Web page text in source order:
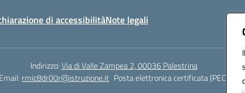
di accessibilitàNote legali
Indirizzo:Via di Valle Zampea 2, 00036 Palestrina
Email: rmic8dr00r@istruzione.it Posta elettronica certificata (PEC):